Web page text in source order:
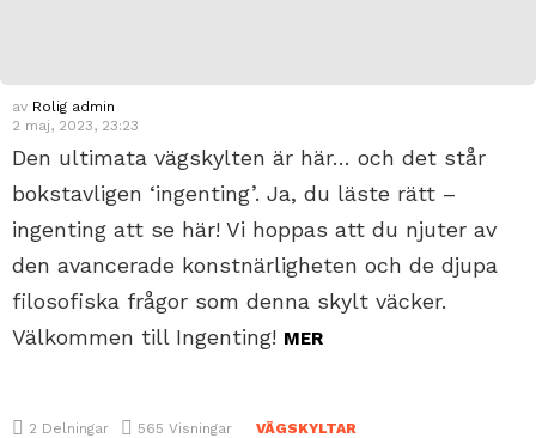
av Rolig admin
2 maj, 2023, 23:23
Den ultimata vägskylten är här… och det står
bokstavligen ‘ingenting’. Ja, du läste rätt –
ingenting att se här! Vi hoppas att du njuter av
den avancerade konstnärligheten och de djupa
filosofiska frågor som denna skylt väcker.
Välkommen till Ingenting! MER
2 Delningar 565 Visningar VÄGSKYLTAR